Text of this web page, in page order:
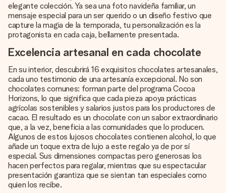
elegante colección. Ya sea una foto navideña familiar, un
mensaje especial para un ser querido o un diseño festivo que
capture la magia de la temporada, tu personalización es la
protagonista en cada caja, bellamente presentada.
Excelencia artesanal en cada chocolate
En su interior, descubrirá 16 exquisitos chocolates artesanales,
cada uno testimonio de una artesanía excepcional. No son
chocolates comunes: forman parte del programa Cocoa
Horizons, lo que significa que cada pieza apoya prácticas
agrícolas sostenibles y salarios justos para los productores de
cacao. El resultado es un chocolate con un sabor extraordinario
que, a la vez, beneficia a las comunidades que lo producen.
Algunos de estos lujosos chocolates contienen alcohol, lo que
añade un toque extra de lujo a este regalo ya de por sí
especial. Sus dimensiones compactas pero generosas los
hacen perfectos para regalar, mientras que su espectacular
presentación garantiza que se sientan tan especiales como
quien los recibe.